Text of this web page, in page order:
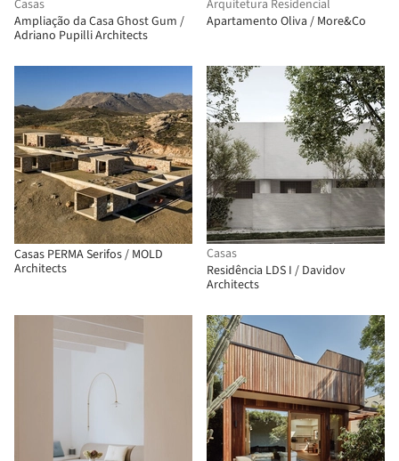
Casas
Ampliação da Casa Ghost Gum /
Adriano Pupilli Architects
Arquitetura Residencial
Apartamento Oliva / More&Co
Casas PERMA Serifos / MOLD
Architects
Casas
Residência LDS I / Davidov
Architects